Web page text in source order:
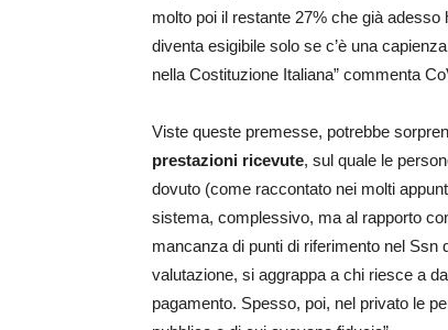
molto poi il restante 27% che già
diventa esigibile solo se c’è una
nella Costituzione Italiana” commenta
Viste queste premesse, potrebbe
prestazioni ricevute, sul quale le
dovuto (come raccontato nei molti
sistema, complessivo, ma al rapporto
mancanza di punti di riferimento nel Ssn
valutazione, si aggrappa a chi riesce a
pagamento. Spesso, poi, nel privato le